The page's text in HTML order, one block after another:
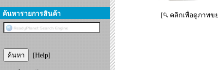
ค้นหารายการสินค้า
[Help]
[ คลิกเพื่อดูภาพข